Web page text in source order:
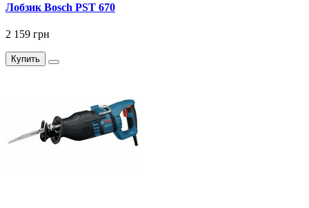
Лобзик Bosch PST 670
2 159 грн
Купить